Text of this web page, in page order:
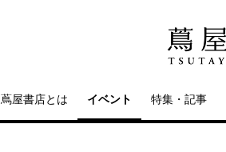
蔦屋書店とは イベント 特集・記事